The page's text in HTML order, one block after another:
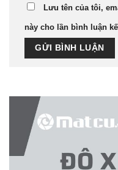
Lưu tên của tôi,
này cho lần bình luận